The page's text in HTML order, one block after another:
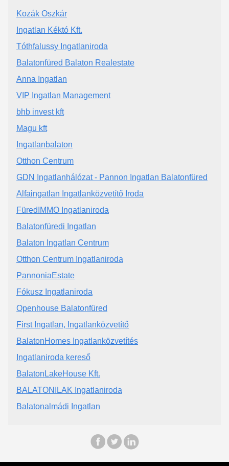
Kozák Oszkár
Ingatlan Kéktó Kft.
Tóthfalussy Ingatlaniroda
Balatonfüred Balaton Realestate
Anna Ingatlan
VIP Ingatlan Management
bhb invest kft
Magu kft
Ingatlanbalaton
Otthon Centrum
GDN Ingatlanhálózat - Pannon Ingatlan Balatonfüred
Alfaingatlan Ingatlanközvetítő Iroda
FüredIMMO Ingatlaniroda
Balatonfüredi Ingatlan
Balaton Ingatlan Centrum
Otthon Centrum Ingatlaniroda
PannoniaEstate
Fókusz Ingatlaniroda
Openhouse Balatonfüred
First Ingatlan, Ingatlanközvetítő
BalatonHomes Ingatlanközvetítés
Ingatlaniroda kereső
BalatonLakeHouse Kft.
BALATONILAK Ingatlaniroda
Balatonalmádi Ingatlan